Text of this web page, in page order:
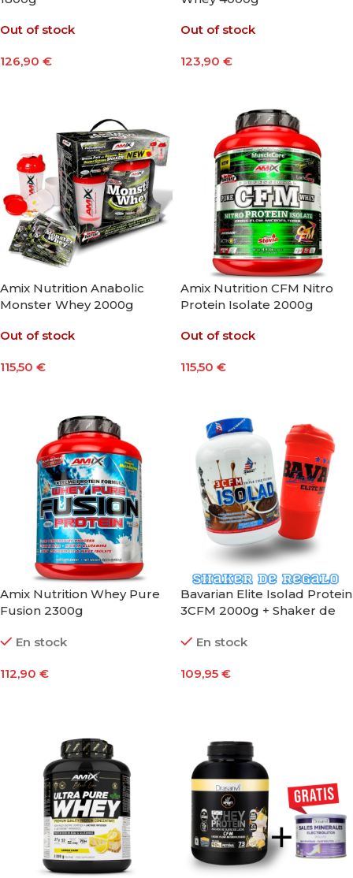
Out of stock
126,90 €
Out of stock
123,90 €
Amix Nutrition Anabolic
Monster Whey 2000g
Out of stock
115,50 €
Amix Nutrition CFM Nitro
Protein Isolate 2000g
Out of stock
115,50 €
Amix Nutrition Whey Pure
Fusion 2300g
En stock
112,90 €
Bavarian Elite Isolad Protein
3CFM 2000g + Shaker de
En stock
109,95 €